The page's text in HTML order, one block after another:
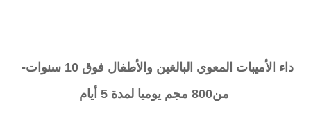
داء الأميبات المعوي البالغين والأطفال فوق 10 سنوات-
من800 مجم يوميا لمدة 5 أيام